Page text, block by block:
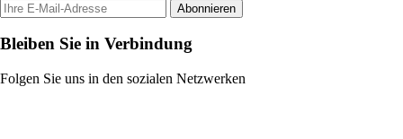
Abonnieren
Bleiben Sie in Verbindung
Folgen Sie uns in den sozialen Netzwerken